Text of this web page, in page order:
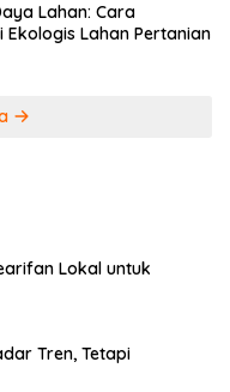
Lahan: Cara
Ekologis Lahan Pertanian
Lokal untuk
Tren, Tetapi